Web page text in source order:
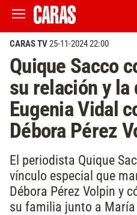
CARAS TV25-11-2024 22:00
Quique Sacco
su relación y la
Eugenia Vidal
Débora Pérez
El periodista Quique
vínculo especial que
Débora Pérez Volpin y
su familia junto a María